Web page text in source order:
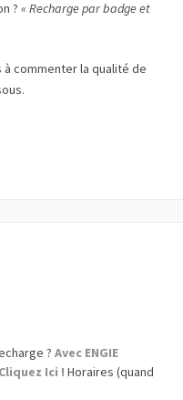
? « Recharge par badge et
à commenter la qualité de
? Avec ENGIE
Cliquez Ici ! Horaires (quand